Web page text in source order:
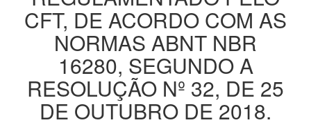
CFT, DE ACORDO COM AS
NORMAS ABNT NBR
16280, SEGUNDO A
RESOLUÇÃO Nº 32, DE 25
DE OUTUBRO DE 2018.